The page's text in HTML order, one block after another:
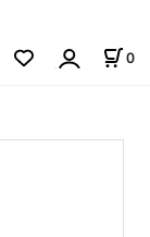
0